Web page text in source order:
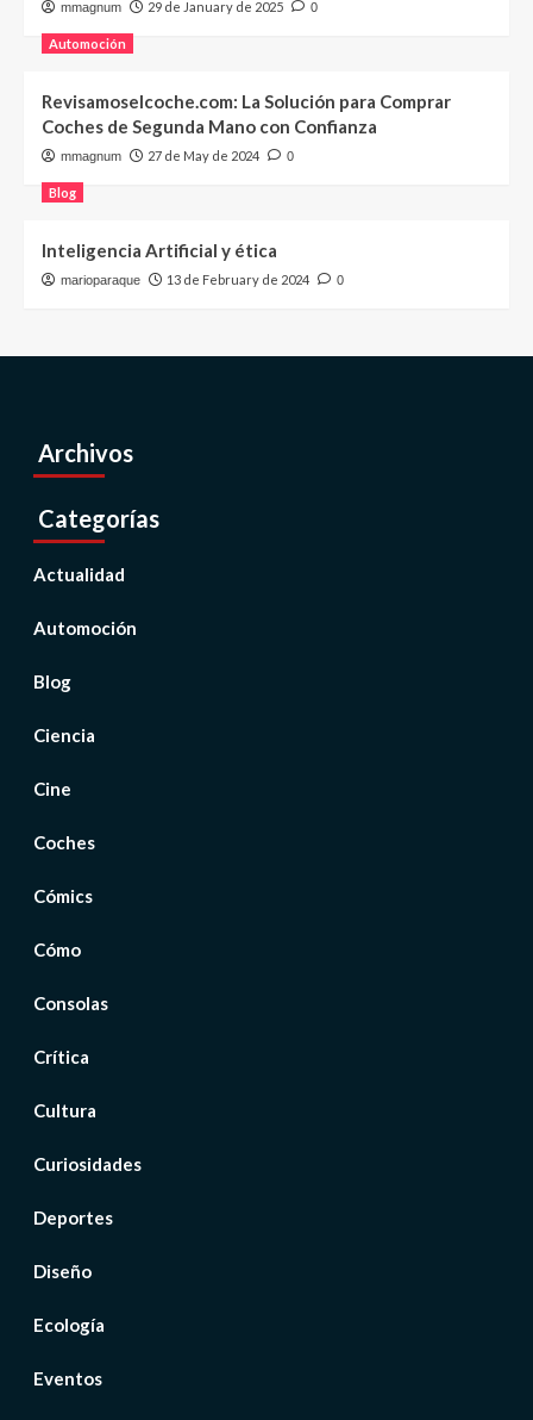
mmagnum 29 de January de 2025 0
Automoción
Revisamoselcoche.com: La Solución para Comprar
Coches de Segunda Mano con Confianza
mmagnum 27 de May de 2024 0
Blog
Inteligencia Artificial y ética
marioparaque 13 de February de 2024 0
Archivos
Categorías
Actualidad
Automoción
Blog
Ciencia
Cine
Coches
Cómics
Cómo
Consolas
Crítica
Cultura
Curiosidades
Deportes
Diseño
Ecología
Eventos